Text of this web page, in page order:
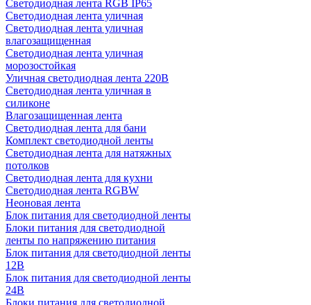
Светодиодная лента RGB IP65
Светодиодная лента уличная
Светодиодная лента уличная
влагозащищенная
Светодиодная лента уличная
морозостойкая
Уличная светодиодная лента 220В
Светодиодная лента уличная в
силиконе
Влагозащищенная лента
Светодиодная лента для бани
Комплект светодиодной ленты
Светодиодная лента для натяжных
потолков
Светодиодная лента для кухни
Светодиодная лента RGBW
Неоновая лента
Блок питания для светодиодной ленты
Блоки питания для светодиодной
ленты по напряжению питания
Блок питания для светодиодной ленты
12В
Блок питания для светодиодной ленты
24В
Блоки питания для светодиодной